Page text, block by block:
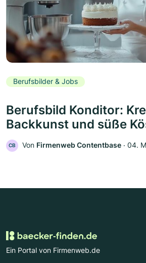
Berufsbilder & Jobs
Berufsbild Konditor:
Backkunst und süße
CB Von Firmenweb Contentbase ‧ 04.
Ein Portal von Firmenweb.de